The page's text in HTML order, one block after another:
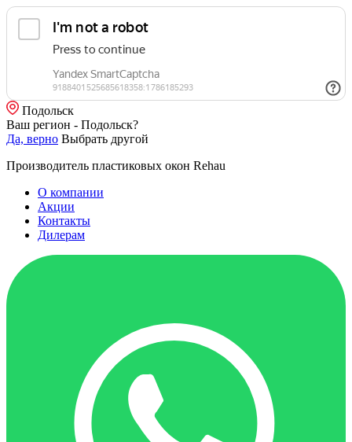
Подольск
Ваш регион - Подольск?
Да, верно Выбрать другой
Производитель пластиковых окон Rehau
О компании
Акции
Контакты
Дилерам